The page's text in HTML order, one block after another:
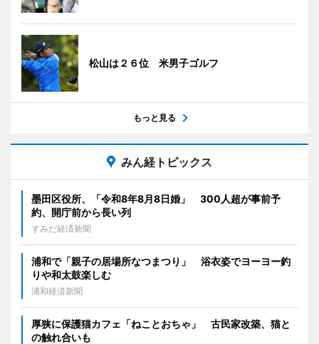
松山は２６位 米男子ゴルフ
もっと見る
みん経トピックス
墨田区役所、「令和8年8月8日婚」 300人超が事前予
約、開庁前から長い列
すみだ経済新聞
浦和で「親子の居場所なつまつり」 浴衣姿でヨーヨー釣
りや和太鼓楽しむ
浦和経済新聞
厚狭に保護猫カフェ「ねことおちゃ」 古民家改築、猫と
の触れ合いも